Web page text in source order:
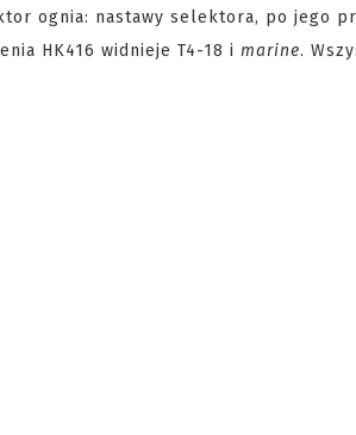
ognia: nastawy selektora, po jego
HK416 widnieje T4-18 i marine.